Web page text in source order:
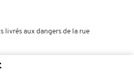
livrés aux dangers de la rue